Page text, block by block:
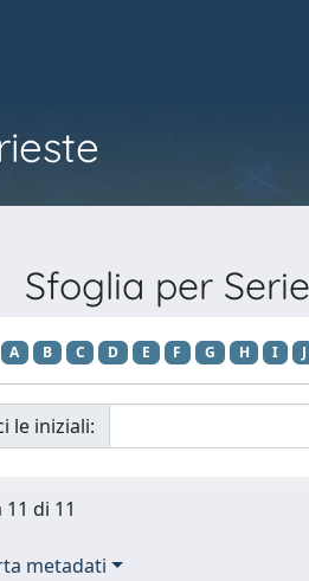
Sfoglia per Serie
A B C D E F G H I J
le iniziali:
di 11
metadati